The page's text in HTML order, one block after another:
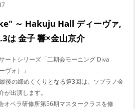
～ Hakuju Hall ディーヴァ,
は 金子 響×金山京介
ートシリーズ「二期会モーニング Diva
ヴォ）」
後の締めくくりとなる第3回は、ソプラノ金
出演します。
オペラ研修所第56期マスタークラスを修